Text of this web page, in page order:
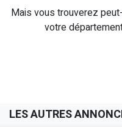
Mais vous trouverez
votre
LES AUTRES